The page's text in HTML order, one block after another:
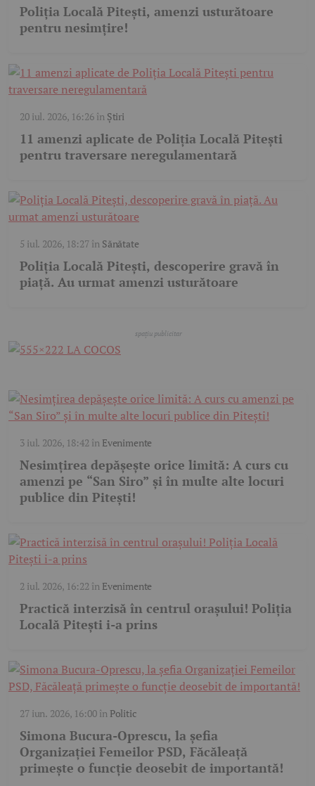
Poliția Locală Pitești, amenzi usturătoare
pentru nesimțire!
20 iul. 2026, 16:26în Știri
11 amenzi aplicate de Poliția Locală Pitești
pentru traversare neregulamentară
5 iul. 2026, 18:27în Sănătate
Poliția Locală Pitești, descoperire gravă în
piață. Au urmat amenzi usturătoare
3 iul. 2026, 18:42 în Evenimente
Nesimțirea depășește orice limită: A curs cu
amenzi pe “San Siro” și în multe alte locuri
publice din Pitești!
2 iul. 2026, 16:22 în Evenimente
Practică interzisă în centrul orașului! Poliția
Locală Pitești i-a prins
27 iun. 2026, 16:00în Politic
Simona Bucura-Oprescu, la șefia
Organizației Femeilor PSD, Făcăleață
primește o funcție deosebit de importantă!